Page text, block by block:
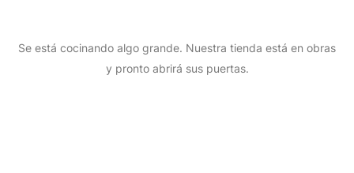
Se está cocinando algo grande. Nuestra tienda está en obras
y pronto abrirá sus puertas.